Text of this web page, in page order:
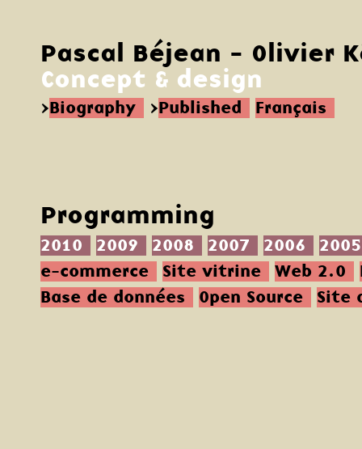
Pascal Béjean - Olivier
Concept & design
>Biography >Published Français
Programming
2010 2009 2008 2007 2006
2005
e-commerce
Site vitrine Web 2.0
Base de données
Open Source Site